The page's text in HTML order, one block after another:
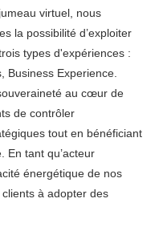
virtuel, nous
la possibilité d’exploiter
types d'expériences :
Business Experience.
au cœur de
de contrôler
tout en bénéficiant
En tant qu’acteur
énergétique de nos
à adopter des